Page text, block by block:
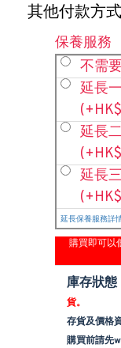
其他付款方
保養服務
不需
延長
延長
延長
延長保養服務詳
購買即可以
庫存狀態
貨。
存貨及價格
購買前請先